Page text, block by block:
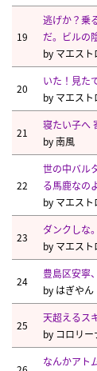
19
逃げか？乗
だ。ビルの
by マエスト
20
いた！見た
by マエスト
21
寝たい子へ
by南風
22
世の中バル
る馬鹿なの
by マエスト
23
ダンクしな
by マエスト
24
豊島区安寧
by はぎやん
25
天超えるス
by コロリー
なんかアト